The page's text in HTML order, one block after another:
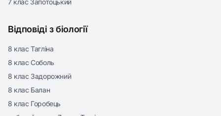
7 клас Запотоцький
Відповіді з біології
8 клас Тагліна
8 клас Соболь
8 клас Задорожний
8 клас Балан
8 клас Горобець